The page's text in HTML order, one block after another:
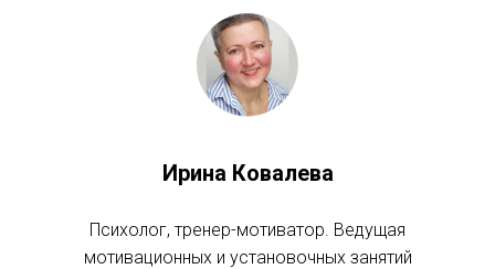
Ирина Ковалева
Психолог, тренер-мотиватор. Ведущая
мотивационных и установочных занятий